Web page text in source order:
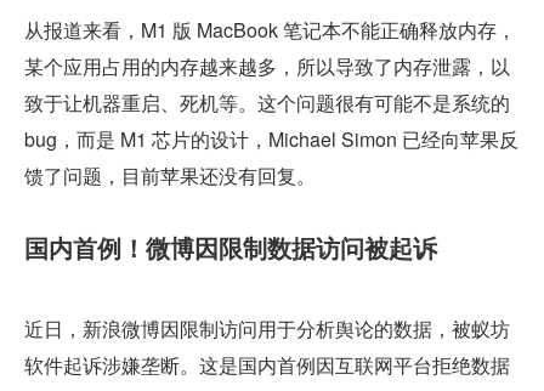
从报道来看，M1 版 MacBook 笔记本不能正确释放内存，
某个应用占用的内存越来越多，所以导致了内存泄露，以
致于让机器重启、死机等。这个问题很有可能不是系统的
bug，而是 M1 芯片的设计，Michael Simon 已经向苹果反
馈了问题，目前苹果还没有回复。
国内首例！微博因限制数据访问被起诉
近日，新浪微博因限制访问用于分析舆论的数据，被蚁坊
软件起诉涉嫌垄断。这是国内首例因互联网平台拒绝数据